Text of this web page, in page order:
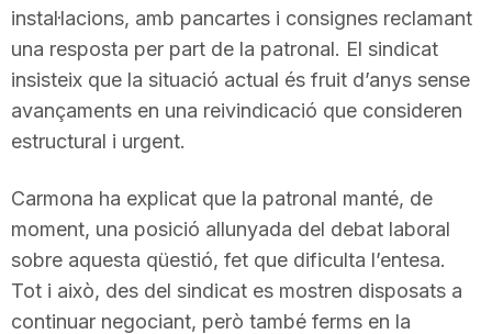
instal·lacions, amb pancartes i consignes reclamant
una resposta per part de la patronal. El sindicat
insisteix que la situació actual és fruit d’anys sense
avançaments en una reivindicació que consideren
estructural i urgent.
Carmona ha explicat que la patronal manté, de
moment, una posició allunyada del debat laboral
sobre aquesta qüestió, fet que dificulta l’entesa.
Tot i això, des del sindicat es mostren disposats a
continuar negociant, però també ferms en la